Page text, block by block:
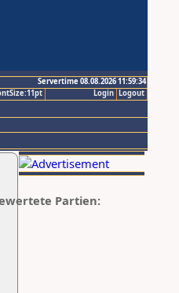
Servertime 08.08.2026 11:59:34
Logout
Login
Partien: